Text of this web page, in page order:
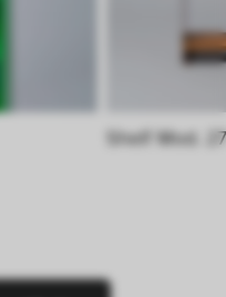
Shelf Mod.